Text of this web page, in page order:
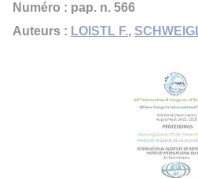
Numéro : pap. n. 566
Auteurs : LOISTL F.,